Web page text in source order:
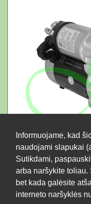
Informuojame, kad
naudojami slapukai
Sutikdami,
arba naršykite toliau.
bet kada galėsite
interneto naršyklės
243708683
24V6.6kW